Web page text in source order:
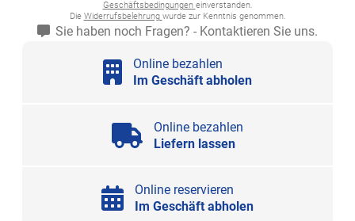
Geschäftsbedingungen einverstanden.
Die Widerrufsbelehrung wurde zur Kenntnis genommen.
Sie haben noch Fragen? - Kontaktieren Sie uns.
Online bezahlen
Im Geschäft abholen
Online bezahlen
Liefern lassen
Online reservieren
Im Geschäft abholen